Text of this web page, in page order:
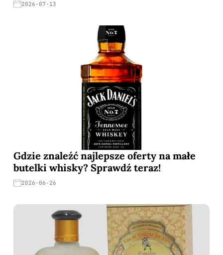
2026-07-13
Gdzie znaleźć najlepsze oferty na małe
butelki whisky? Sprawdź teraz!
2026-06-26